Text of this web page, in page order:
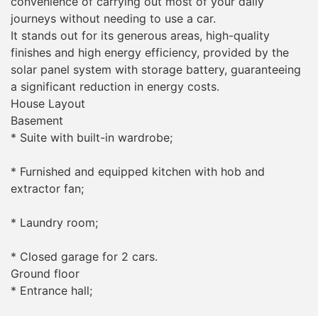
journeys without needing to use a car.
It stands out for its generous areas, high-quality
finishes and high energy efficiency, provided by the
solar panel system with storage battery, guaranteeing
a significant reduction in energy costs.
House Layout
Basement
* Suite with built-in wardrobe;
* Furnished and equipped kitchen with hob and
extractor fan;
* Laundry room;
* Closed garage for 2 cars.
Ground floor
* Entrance hall;